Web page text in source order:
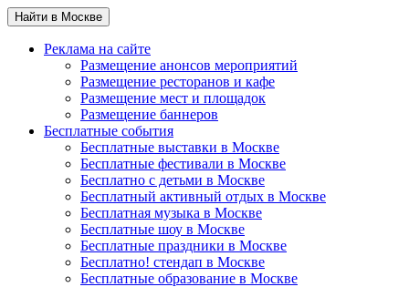
Найти в Москве
Реклама на сайте
Размещение анонсов мероприятий
Размещение ресторанов и кафе
Размещение мест и площадок
Размещение баннеров
Бесплатные события
Бесплатные выставки в Москве
Бесплатные фестивали в Москве
Бесплатно с детьми в Москве
Бесплатный активный отдых в Москве
Бесплатная музыка в Москве
Бесплатные шоу в Москве
Бесплатные праздники в Москве
Бесплатно! стендап в Москве
Бесплатные образование в Москве